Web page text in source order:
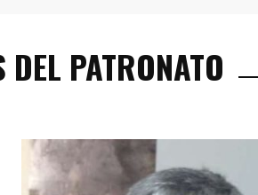
VIDEOS OTRAS
PATRONATO